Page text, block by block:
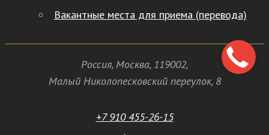
Вакантные места для приема (перевода)
Россия, Москва, 119002,
Малый Николопесковский переулок,8
+7 910 455-26-15